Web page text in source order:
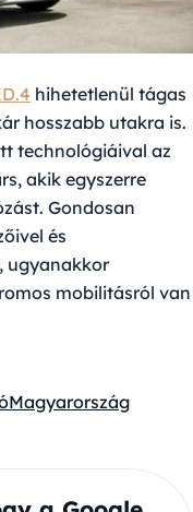
hihetetlenül tágas
hosszabb utakra is.
technológiáival az
akik egyszerre
Gondosan
és
ugyanakkor
mobilitásról van
Magyarország